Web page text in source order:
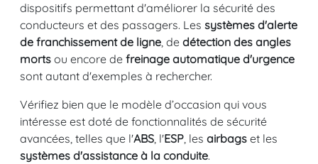
dispositifs permettant d'améliorer la sécurité des
conducteurs et des passagers. Les systèmes d'alerte
de franchissement de ligne, de détection des angles
morts ou encore de freinage automatique d'urgence
sont autant d'exemples à rechercher.
Vérifiez bien que le modèle d’occasion qui vous
intéresse est doté de fonctionnalités de sécurité
avancées, telles que l'ABS, l'ESP, les airbags et les
systèmes d'assistance à la conduite.